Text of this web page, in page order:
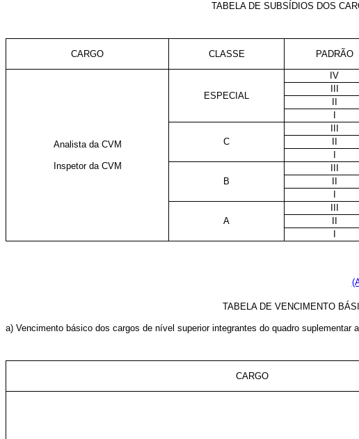
TABELA DE SUBSÍDIOS DOS
CARGO CLASSE PADRÃO
Analista da CVM
Inspetor da CVM
ESPECIAL
IV
C
B
A
TABELA DE VENCIMENTO
a) Vencimento básico dos cargos de nível superior integrantes do quadro suplementar
CARGO